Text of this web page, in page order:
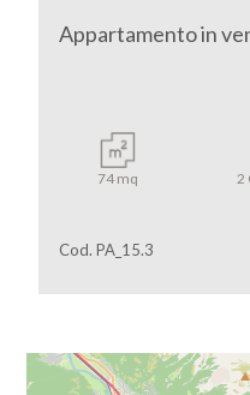
Appartamento in
74 mq 2
Cod. PA_15.3
5
1